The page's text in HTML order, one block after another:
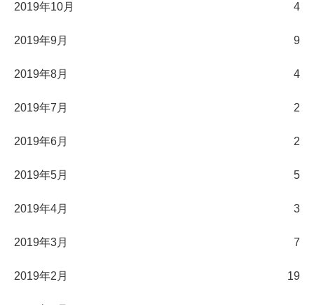
2019年10月 4
2019年9月 9
2019年8月 4
2019年7月 2
2019年6月 2
2019年5月 5
2019年4月 3
2019年3月 7
2019年2月 19